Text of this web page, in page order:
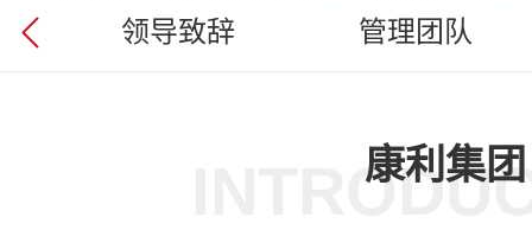
领导致辞 管理团队
康利集团